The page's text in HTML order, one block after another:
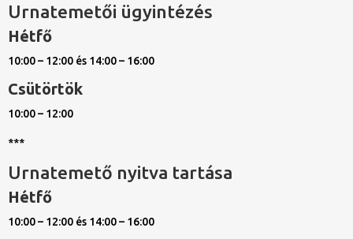
Urnatemetői ügyintézés
Hétfő
10:00 – 12:00 és 14:00 – 16:00
Csütörtök
10:00 – 12:00
***
Urnatemető nyitva tartása
Hétfő
10:00 – 12:00 és 14:00 – 16:00